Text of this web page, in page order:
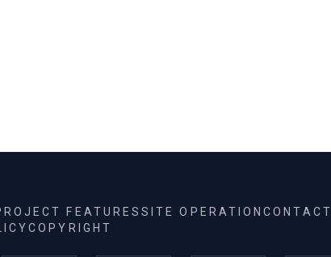
FEATURESSITE OPERATIONCONTACT
COPYRIGHT